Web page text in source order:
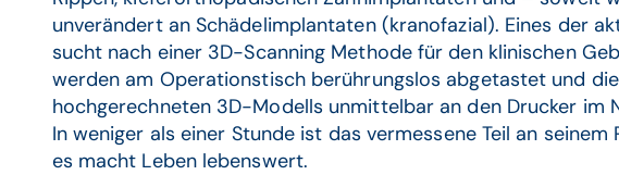
unverändert an Schädelimplantaten (kranofazial). Eines der
sucht nach einer 3D-Scanning Methode für den klinischen
werden am Operationstisch berührungslos abgetastet und
hochgerechneten 3D-Modells unmittelbar an den Drucker im
In weniger als einer Stunde ist das vermessene Teil an seinem
es macht Leben lebenswert.